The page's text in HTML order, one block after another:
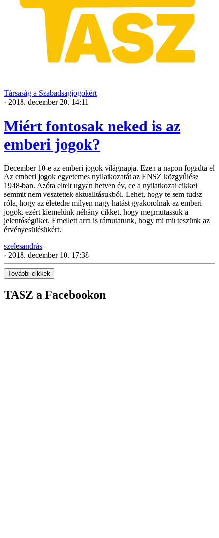
Társaság a Szabadságjogokért
· 2018. december 20. 14:11
Miért fontosak neked is az
emberi jogok?
December 10-e az emberi jogok világnapja. Ezen a napon fogadta el
Az emberi jogok egyetemes nyilatkozatát az ENSZ közgyűlése
1948-ban. Azóta eltelt ugyan hetven év, de a nyilatkozat cikkei
semmit nem vesztettek aktualitásukból. Lehet, hogy te sem tudsz
róla, hogy az életedre milyen nagy hatást gyakorolnak az emberi
jogok, ezért kiemelünk néhány cikket, hogy megmutassuk a
jelentőségüket. Emellett arra is rámutatunk, hogy mi mit teszünk az
érvényesülésükért.
szelesandrás
· 2018. december 10. 17:38
További cikkek
TASZ a Facebookon